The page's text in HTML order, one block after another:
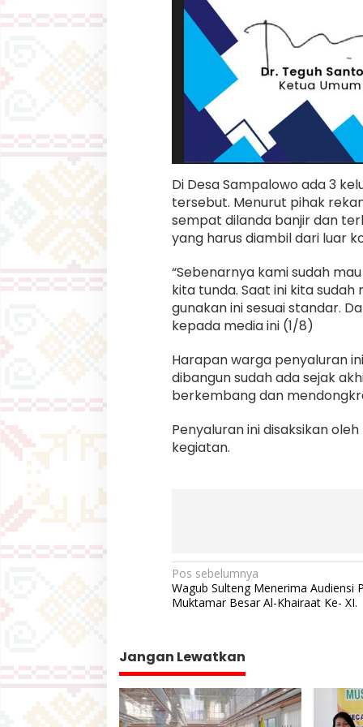
Di Desa Sampalowo ada 3
tersebut. Menurut pihak
sempat dilanda banjir dan
yang harus diambil dari luar
“Sebenarnya kami sudah
kita tunda. Saat ini kita
gunakan ini sesuai standar.
kepada media ini (1/8)
Harapan warga penyaluran
dibangun sudah ada sejak
berkembang dan
Penyaluran ini disaksikan
kegiatan.
N
a
g
a
s
Pos sebelumnya
Wagub Sulteng Menerima Audiensi
Muktamar Besar Al-Khairaat Ke- XI.
Jangan Lewatkan